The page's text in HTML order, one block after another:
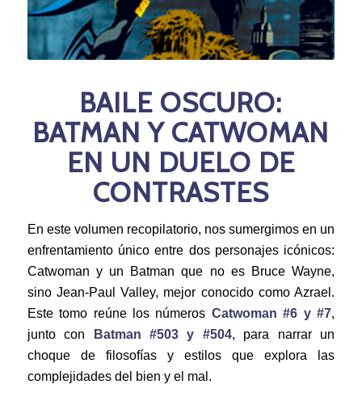
BAILE OSCURO:
BATMAN Y CATWOMAN
EN UN DUELO DE
CONTRASTES
En este volumen recopilatorio, nos sumergimos en un
enfrentamiento único entre dos personajes icónicos:
Catwoman y un Batman que no es Bruce Wayne,
sino Jean-Paul Valley, mejor conocido como Azrael.
Este tomo reúne los números Catwoman #6 y #7,
junto con
Batman #503 y #504, para narrar un
choque de filosofías y estilos que explora las
complejidades del bien y el mal.